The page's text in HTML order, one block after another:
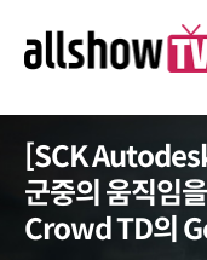
[SCK
군중의 움직임
Crowd TD의